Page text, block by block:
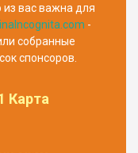
вас важна для
-
собранные
спонсоров.
Карта